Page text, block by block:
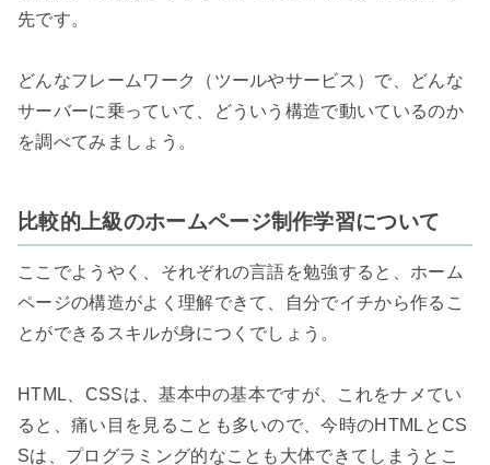
先です。
どんなフレームワーク（ツールやサービス）で、どんな
サーバーに乗っていて、どういう構造で動いているのか
を調べてみましょう。
比較的上級のホームページ制作学習について
ここでようやく、それぞれの言語を勉強すると、ホーム
ページの構造がよく理解できて、自分でイチから作るこ
とができるスキルが身につくでしょう。
HTML、CSSは、基本中の基本ですが、これをナメてい
ると、痛い目を見ることも多いので、今時のHTMLとCS
Sは、プログラミング的なことも大体できてしまうとこ